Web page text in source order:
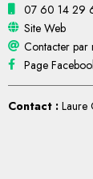
07 60 14 29
Site Web
Contacter par
Page
Contact : Laure